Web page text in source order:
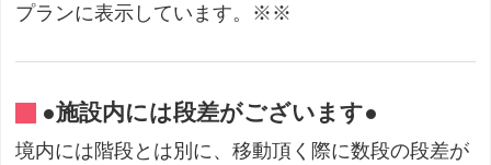
プランに表示しています。※※
●施設内には段差がございます●
境内には階段とは別に、移動頂く際に数段の段差が